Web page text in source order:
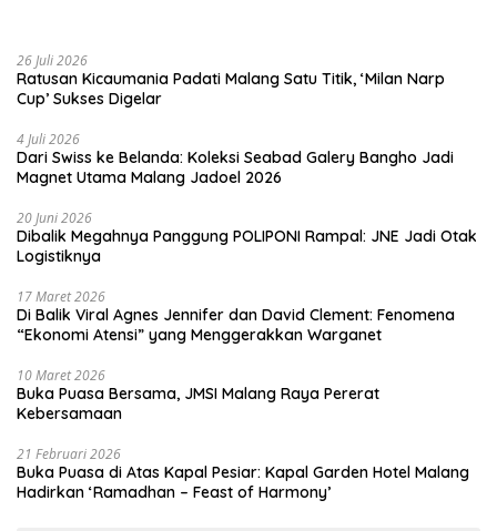
26 Juli 2026
Ratusan Kicaumania Padati Malang Satu Titik, ‘Milan Narp
Cup’ Sukses Digelar
4 Juli 2026
Dari Swiss ke Belanda: Koleksi Seabad Galery Bangho Jadi
Magnet Utama Malang Jadoel 2026
20 Juni 2026
Dibalik Megahnya Panggung POLIPONI Rampal: JNE Jadi Otak
Logistiknya
17 Maret 2026
Di Balik Viral Agnes Jennifer dan David Clement: Fenomena
“Ekonomi Atensi” yang Menggerakkan Warganet
10 Maret 2026
Buka Puasa Bersama, JMSI Malang Raya Pererat
Kebersamaan
21 Februari 2026
Buka Puasa di Atas Kapal Pesiar: Kapal Garden Hotel Malang
Hadirkan ‘Ramadhan – Feast of Harmony’